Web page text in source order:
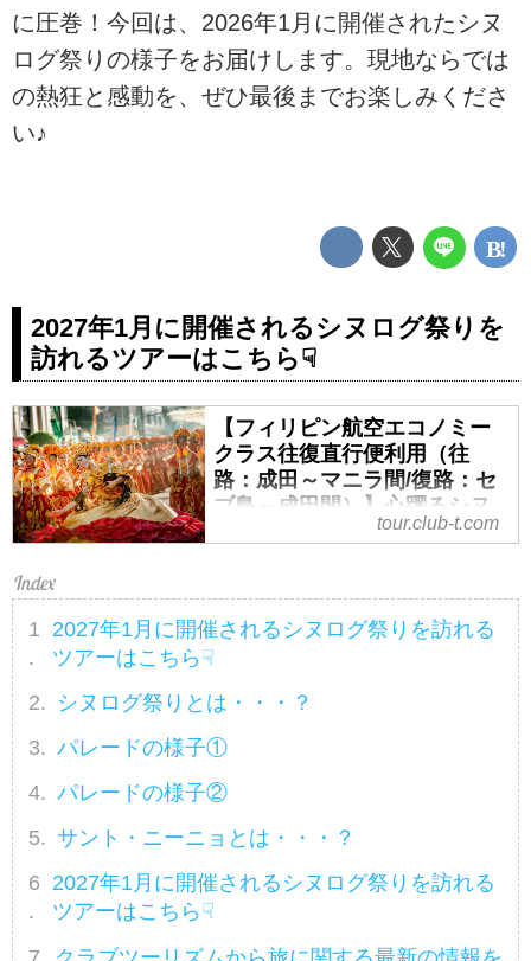
に圧巻！今回は、2026年1月に開催されたシヌ
ログ祭りの様子をお届けします。現地ならでは
の熱狂と感動を、ぜひ最後までお楽しみくださ
い♪
2027年1月に開催されるシヌログ祭りを
訪れるツアーはこちら☟
【フィリピン航空エコノミー
クラス往復直行便利用（往
路：成田～マニラ間/復路：セ
ブ島～成田間）】心躍るシヌ
ログ祭りと癒しのフィリピ
【フィリピン航空エコノミークラ
ス往復直行便利用（往路：成田～
間）】心躍るシヌログ祭りと癒し
紹介をしています。ツアー・旅行
のお申込ならクラブツーリズム。
tour.club-t.com
2027年1月に開催されるシヌログ祭りを訪れる
ツアーはこちら☟
シヌログ祭りとは・・・？
パレードの様子①
パレードの様子②
サント・ニーニョとは・・・？
2027年1月に開催されるシヌログ祭りを訪れる
ツアーはこちら☟